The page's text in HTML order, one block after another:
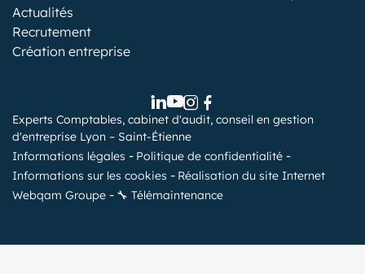
Actualités
Recrutement
Création entreprise
Experts Comptables, cabinet d'audit, conseil en gestion
d'entreprise Lyon – Saint-Étienne
Informations légales
Politique de confidentialité
Informations sur les cookies
Réalisation du site Internet
Webqam Groupe
🔧 Télémaintenance